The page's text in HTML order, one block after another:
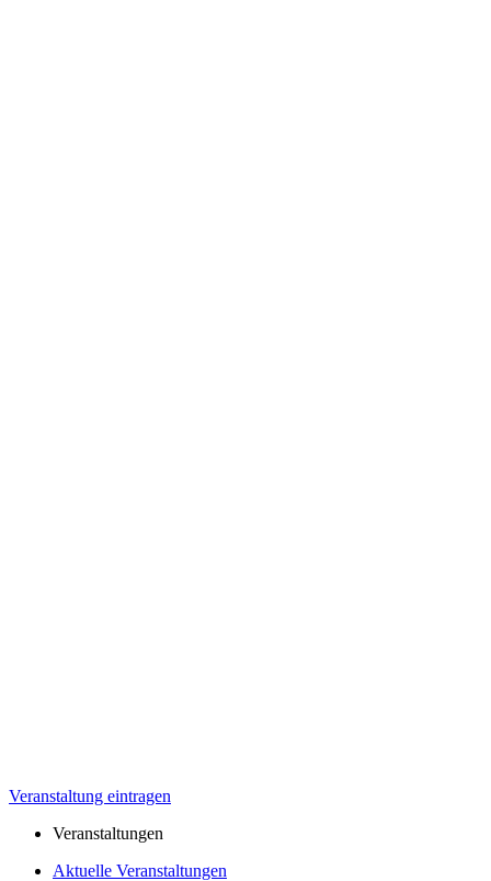
Veranstaltung eintragen
Veranstaltungen
Aktuelle Veranstaltungen